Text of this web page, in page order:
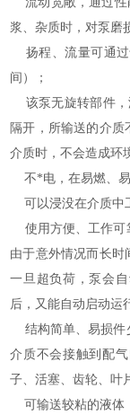
浆、杂质时，对泵磨
扬程、流量可通过
间）；
该泵无旋转部件，
隔开，所输送的介
介质时，不会造成环
不*电，在易燃、易
可以浸没在介质中
使用方便、工作可
由于意外情况而长时
一旦超负荷，泵会
后，又能自动启动运
结构简单、易损件
介质不会接触到配
子、活塞、齿轮、叶
可输送较粘的液体